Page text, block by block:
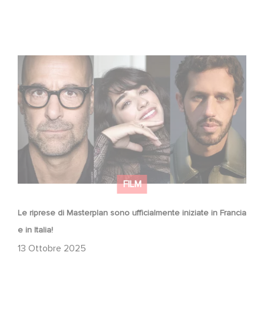
FILM
Le riprese di Masterplan sono ufficialmente iniziate in Francia
e in Italia!
13 Ottobre 2025
Le riprese di Masterplan sono ufficialmente iniziate in